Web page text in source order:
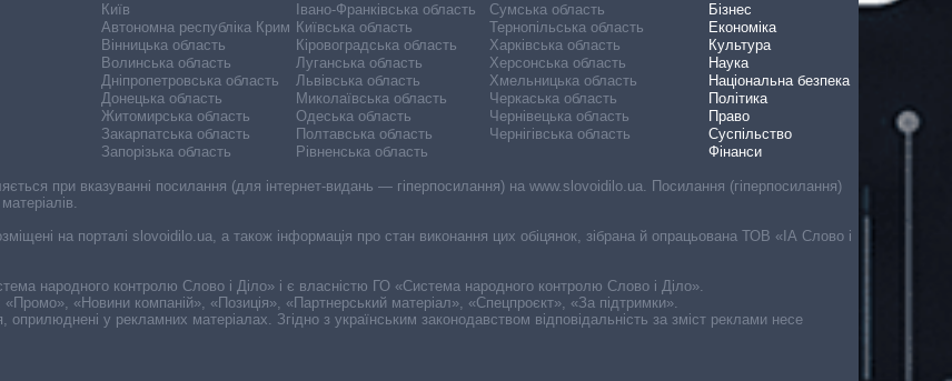
Київ
Автономна республіка Крим
Вінницька область
Волинська область
Дніпропетровська область
Донецька область
Житомирська область
Закарпатська область
Запорізька область
Івано-Франківська область
Київська область
Кіровоградська область
Луганська область
Львівська область
Миколаївська область
Одеська область
Полтавська область
Рівненська область
Сумська область
Тернопільська область
Харківська область
Херсонська область
Хмельницька область
Черкаська область
Чернівецька область
Чернігівська область
Бізнес
Економіка
Культура
Наука
Національна безпека
Політика
Право
Суспільство
Фінанси
при вказуванні посилання (для інтернет-видань — гіперпосилання) на www.slovoidilo.ua. Посилання (гіперпосилання)
на порталі slovoidilo.ua, а також інформація про стан виконання цих обіцянок, зібрана й опрацьована ТОВ «ІА Слово і
народного контролю Слово і Діло» і є власністю ГО «Система народного контролю Слово і Діло».
«Новини компаній», «Позиція», «Партнерський матеріал», «Спецпроєкт», «За підтримки».
оприлюднені у рекламних матеріалах. Згідно з українським законодавством відповідальність за зміст реклами несе